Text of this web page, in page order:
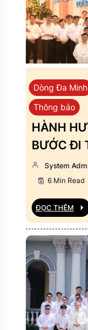
Dòng Đa Minh
Thông báo
HÀNH
BƯỚC ĐI
System
6 Min Read
ĐỌC THÊM